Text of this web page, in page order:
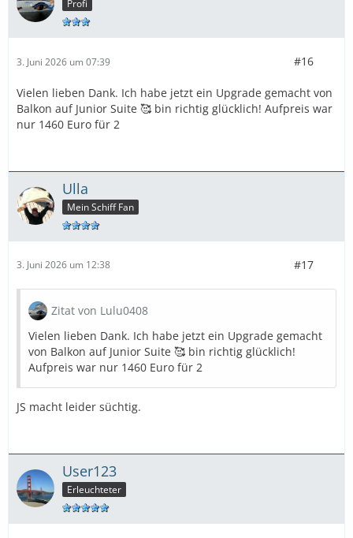
Profi
3. Juni 2026 um 07:39 #16
Vielen lieben Dank. Ich habe jetzt ein Upgrade gemacht von
Balkon auf Junior Suite 🥰 bin richtig glücklich! Aufpreis war
nur 1460 Euro für 2
Ulla
Mein Schiff Fan
3. Juni 2026 um 12:38 #17
Zitat von Lulu0408
Vielen lieben Dank. Ich habe jetzt ein Upgrade gemacht
von Balkon auf Junior Suite 🥰 bin richtig glücklich!
Aufpreis war nur 1460 Euro für 2
JS macht leider süchtig.
User123
Erleuchteter